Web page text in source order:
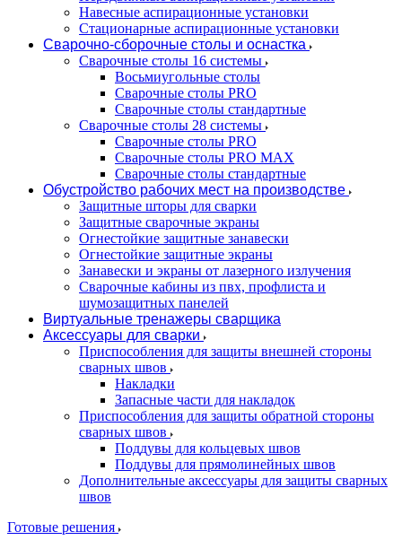
Навесные аспирационные установки
Стационарные аспирационные установки
Сварочно-сборочные столы и оснастка
Сварочные столы 16 системы
Восьмиугольные столы
Сварочные столы PRO
Сварочные столы стандартные
Сварочные столы 28 системы
Сварочные столы PRO
Сварочные столы PRO MAX
Сварочные столы стандартные
Обустройство рабочих мест на производстве
Защитные шторы для сварки
Защитные сварочные экраны
Огнестойкие защитные занавески
Огнестойкие защитные экраны
Занавески и экраны от лазерного излучения
Сварочные кабины из пвх, профлиста и
шумозащитных панелей
Виртуальные тренажеры сварщика
Аксессуары для сварки
Приспособления для защиты внешней стороны
сварных швов
Накладки
Запасные части для накладок
Приспособления для защиты обратной стороны
сварных швов
Поддувы для кольцевых швов
Поддувы для прямолинейных швов
Дополнительные аксессуары для защиты сварных
швов
Готовые решения